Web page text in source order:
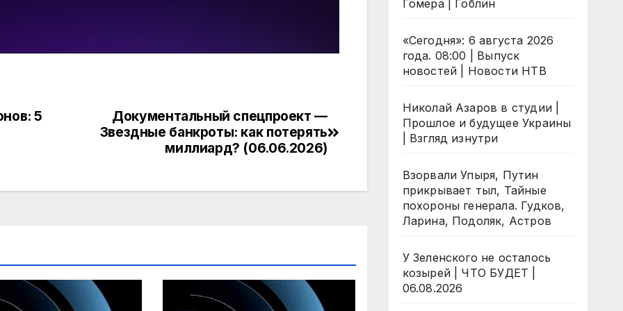
Документальный спецпроект —
Звездные банкроты: как потерять
миллиард? (06.06.2026)
5
Гомера | Гоблин
«Сегодня»: 6 августа 2026
года. 08:00 | Выпуск
новостей | Новости НТВ
Николай Азаров в студии |
Прошлое и будущее Украины
| Взгляд изнутри
Взорвали Упыря, Путин
прикрывает тыл, Тайные
похороны генерала. Гудков,
Ларина, Подоляк, Астров
У Зеленского не осталось
козырей | ЧТО БУДЕТ |
06.08.2026